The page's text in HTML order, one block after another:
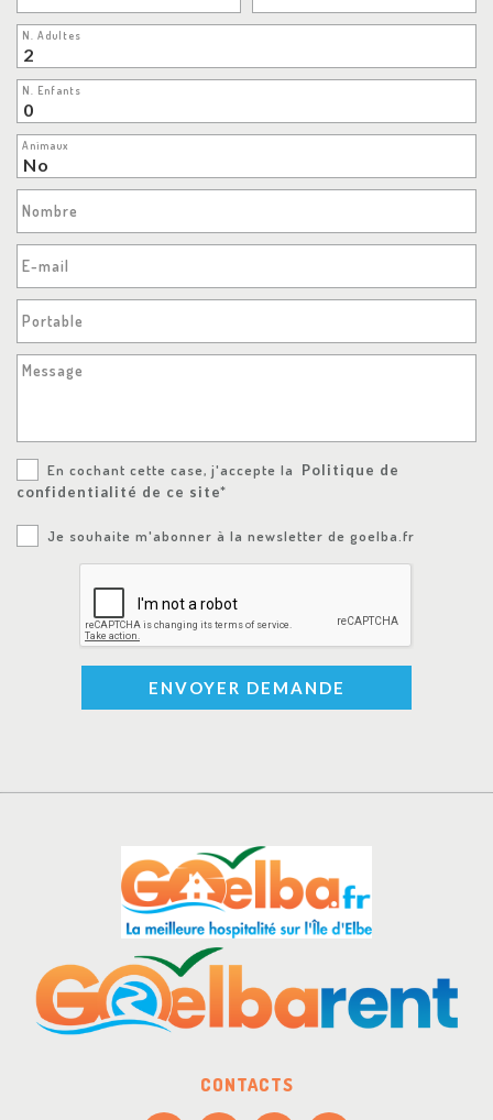
N. Adultes
N. Enfants
Animaux
Nombre
E-mail
Portable
Message
En cochant cette case, j'accepte la
Politique de
confidentialité de ce site*
Je souhaite m'abonner à la newsletter de goelba.fr
ENVOYER DEMANDE
CONTACTS